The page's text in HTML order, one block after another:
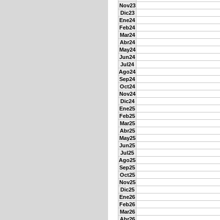
Nov23
Dic23
Ene24
Feb24
Mar24
Abr24
May24
Jun24
Jul24
Ago24
Sep24
Oct24
Nov24
Dic24
Ene25
Feb25
Mar25
Abr25
May25
Jun25
Jul25
Ago25
Sep25
Oct25
Nov25
Dic25
Ene26
Feb26
Mar26